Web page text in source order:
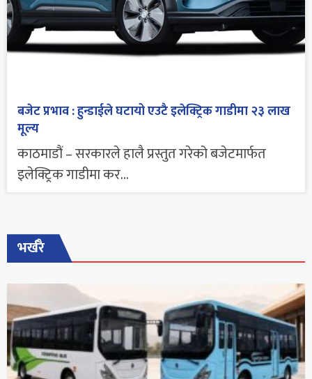
बजेट प्रभाव : हुन्डाईले घटायो एउटै इलेक्ट्रिक गाडीमा २३ लाख
मूल्य
काठमाडौं – सरकारले हालै प्रस्तुत गरेको बजेटमार्फत
इलेक्ट्रिक गाडीमा कर...
भर्खरै